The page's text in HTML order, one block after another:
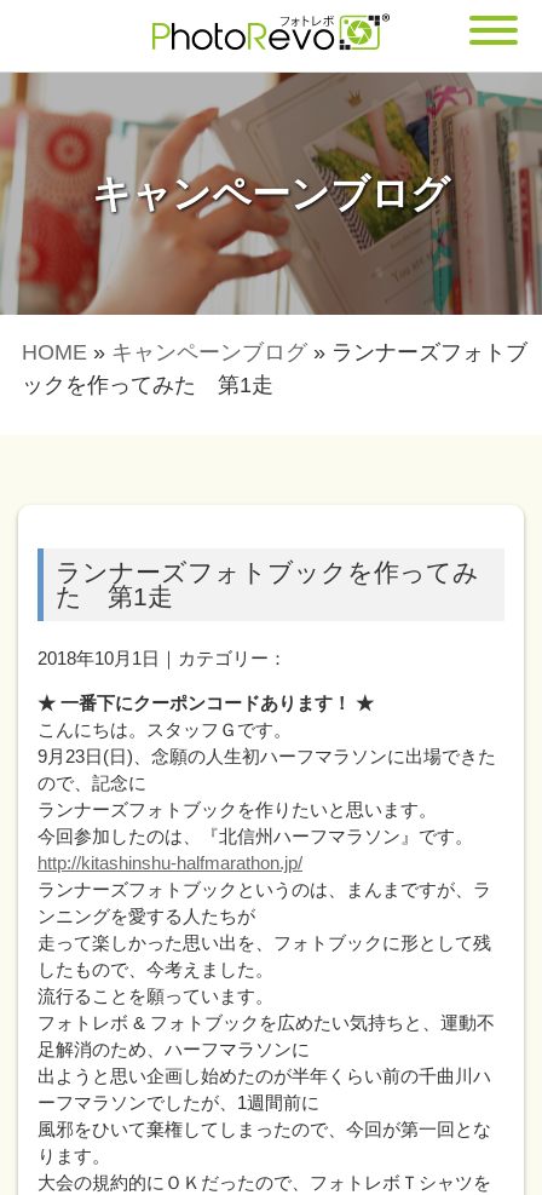
キャンペーンブログ
HOME » キャンペーンブログ » ランナーズフォトブ
ックを作ってみた 第1走
ランナーズフォトブックを作ってみ
た 第1走
2018年10月1日｜カテゴリー：
★ 一番下にクーポンコードあります！ ★
こんにちは。スタッフＧです。
9月23日(日)、念願の人生初ハーフマラソンに出場できた
ので、記念に
ランナーズフォトブックを作りたいと思います。
今回参加したのは、『北信州ハーフマラソン』です。
http://kitashinshu-halfmarathon.jp/
ランナーズフォトブックというのは、まんまですが、ラ
ンニングを愛する人たちが
走って楽しかった思い出を、フォトブックに形として残
したもので、今考えました。
流行ることを願っています。
フォトレボ & フォトブックを広めたい気持ちと、運動不
足解消のため、ハーフマラソンに
出ようと思い企画し始めたのが半年くらい前の千曲川ハ
ーフマラソンでしたが、1週間前に
風邪をひいて棄権してしまったので、今回が第一回とな
ります。
大会の規約的にＯＫだったので、フォトレボＴシャツを